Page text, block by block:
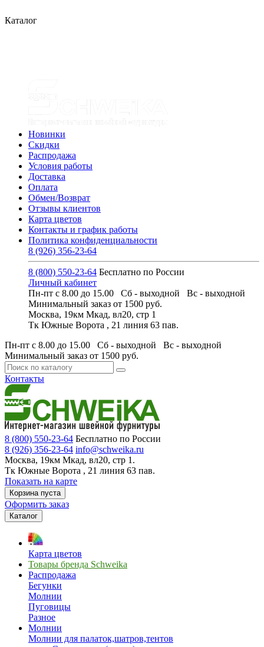
Каталог
Новинки
Скидки
Распродажа
Условия работы
Доставка
Оплата
Обмен/Возврат
Отзывы клиентов
Карта цветов
Контакты и график работы
Политика конфиденциальности
8 (926) 356-23-64
8 (800) 550-23-64 Бесплатно по России
Личный кабинет
Пн-пт с 8.00 до 15.00 Сб - выходной Вс - выходной
Минимальный заказ от 1500 руб.
Москва, 19км Мкад, вл20, стр 1
Тк Южные Ворота , 21 линия 63 пав.
Пн-пт с 8.00 до 15.00 Сб - выходной Вс - выходной
Минимальный заказ от 1500 руб.
Контакты
8 (800) 550-23-64 Бесплатно по России
8 (926) 356-23-64 info@schweika.ru
Москва, 19км Мкад, вл20, стр 1.
Тк Южные Ворота , 21 линия 63 пав.
Показать на карте
Корзина пуста
Оформить заказ
Каталог
Карта цветов
Товары бренда Schweika
Распродажа
Бегунки
Молнии
Пуговицы
Разное
Молнии
Молнии для палаток,шатров,тентов